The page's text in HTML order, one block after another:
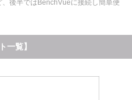
後半ではBenchVueに接続し簡単便
一覧】